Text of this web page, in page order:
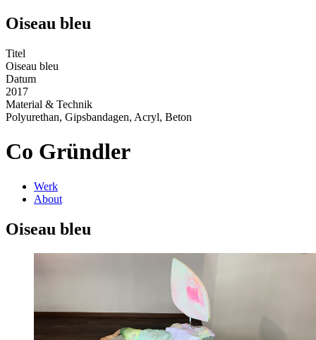
Oiseau bleu
Titel
Oiseau bleu
Datum
2017
Material & Technik
Polyurethan, Gipsbandagen, Acryl, Beton
Co Gründler
Werk
About
Oiseau bleu